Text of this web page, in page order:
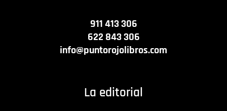
911 413 306
622 843 306
info@puntorojolibros.com
La editorial